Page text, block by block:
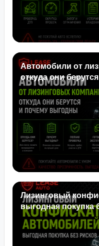
Автомобили от
откуда они
Лизинговый
выгодная покупка